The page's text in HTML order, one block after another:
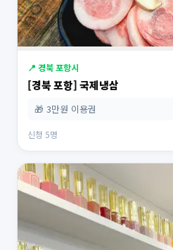
📍 경북 포항시
[경북 포항] 국제냉삼
🎁 3만원 이용권
신청 5명